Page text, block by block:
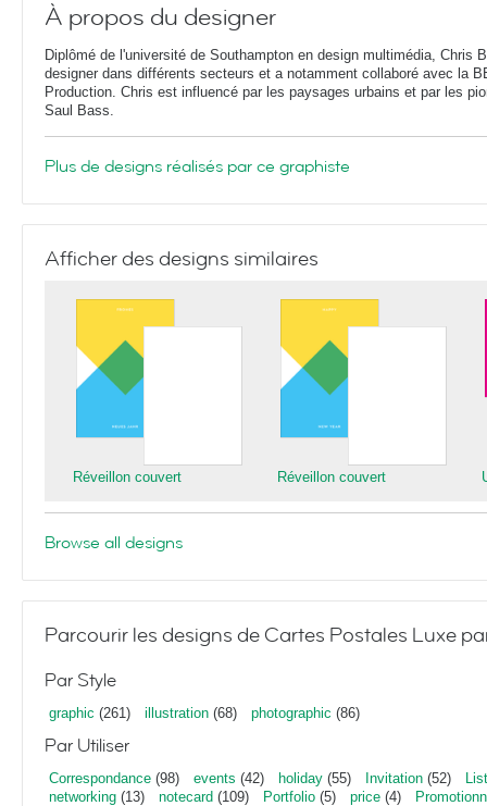
À propos du designer
Diplômé de l'université de Southampton en design multimédia, Chris
designer dans différents secteurs et a notamment collaboré avec la
Production. Chris est influencé par les paysages urbains et par les
Saul Bass.
Plus de designs réalisés par ce graphiste
Afficher des designs similaires
Réveillon couvert Réveillon couvert
Browse all designs
Parcourir les designs de Cartes Postales Luxe
Par Style
graphic (261) illustration (68) photographic (86)
Par Utiliser
Correspondance (98) events (42) holiday (55) Invitation (52)
networking (13) notecard (109) Portfolio (5) price (4)